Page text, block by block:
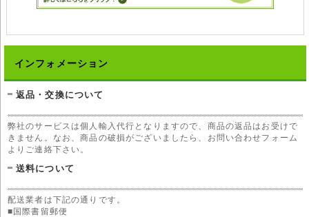
インフォメーション
返品・交換について
弊社のサービスは個人輸入代行となりますので、商品の返品はお受けで
きません。なお、商品の破損がございましたら、お問い合わせフォーム
よりご連絡下さい。
送料について
配送業者は下記の通りです。
■国際書留郵便